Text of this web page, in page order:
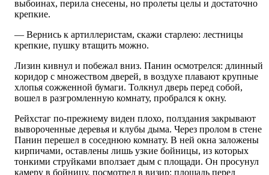
выбоинах, перила снесены, но пролеты целы и достаточно
крепкие.
— Вернись к артиллеристам, скажи старлею: лестницы
крепкие, пушку втащить можно.
Лизин кивнул и побежал вниз. Панин осмотрелся: длинный
коридор с множеством дверей, в воздухе плавают крупные
хлопья сожженной бумаги. Толкнул дверь перед собой,
вошел в разгромленную комнату, пробрался к окну.
Рейхстаг по-прежнему виден плохо, полздания закрывают
вывороченные деревья и клубы дыма. Через пролом в стене
Панин перешел в соседнюю комнату. В ней окна заложены
кирпичами, оставлены лишь узкие бойницы, из которых
тонкими струйками вползает дым с площади. Он просунул
камеру в бойницу, посмотрел в визир: площадь перед